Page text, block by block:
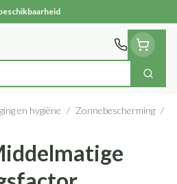
Zoek
en hygiëne / Zonnebescherming /